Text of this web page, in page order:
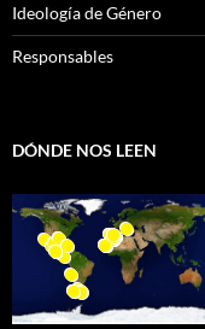
Ideología de Género
Responsables
DÓNDE NOS LEEN